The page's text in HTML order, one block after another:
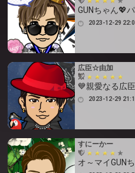
GUNちゃん💖
2023-12-29
広臣☆由加
💙親愛なる広
2023-12-29
すにーかー
オ～マイGUN